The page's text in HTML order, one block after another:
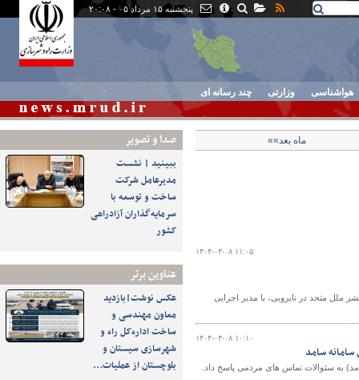
پنجشنبه ۱۵ مرداد ۰۵ - ۲۰:۰۸
هواشناسی وزارتی چند رسانه ای
صدا و تصوير
ببینید | نشست
مدیرعامل شرکت
ساخت و توسعه با
سرمایه‌گذاران آزادراهی
کشور
عناوین برتر
عکس نوشت|بازدید
معاون مهندسی و
ساخت اداره‌کل راه و
شهرسازی سیستان و
بلوچستان از عملیات…
ماه بعد»»
۱۴۰۴-۰۳-۰۸ ۱۱:۰۵
متحد در نایروبی، با مدیر اجرایی
۱۴۰۴-۰۳-۰۸ ۱۰:۱۰
سامد
به سئوالات تماس های مردمی پاسخ داد.